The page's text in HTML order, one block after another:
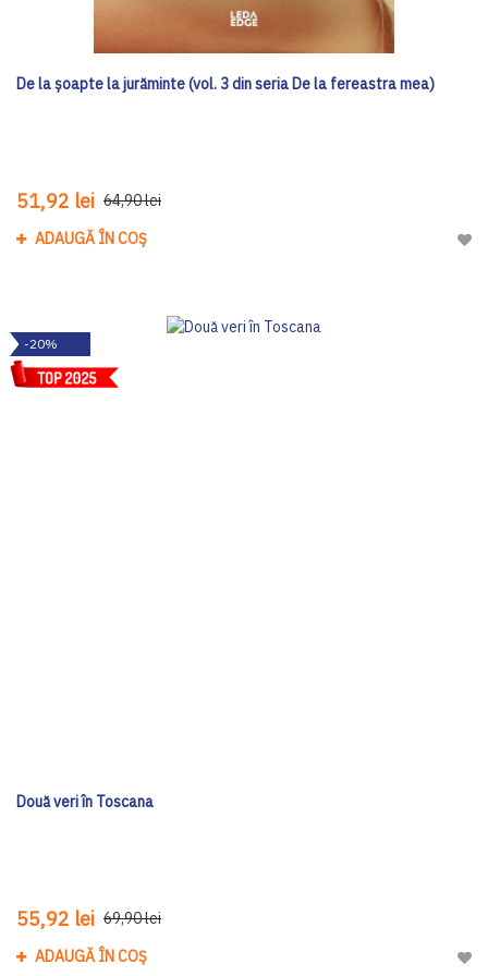
De la șoapte la jurăminte (vol. 3 din seria De la fereastra mea)
51,92 lei 64,90 lei
ADAUGĂ ÎN COȘ
-20%
Două veri în Toscana
55,92 lei 69,90 lei
ADAUGĂ ÎN COȘ